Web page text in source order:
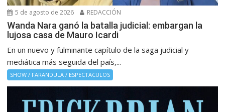
5 de agosto de 2026 REDACCIÓN
Wanda Nara ganó la batalla judicial: embargan la
lujosa casa de Mauro Icardi
En un nuevo y fulminante capítulo de la saga judicial y
mediática más seguida del país,...
SHOW / FARANDULA / ESPECTACULOS